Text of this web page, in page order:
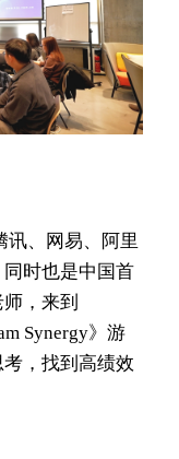
讯、网易、阿里
时也是中国首
，来到
Synergy》游
，找到高绩效